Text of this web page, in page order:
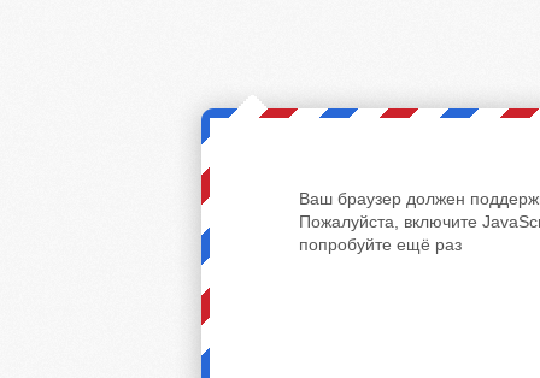
Ваш браузер должен
Пожалуйста, включите
попробуйте ещё раз